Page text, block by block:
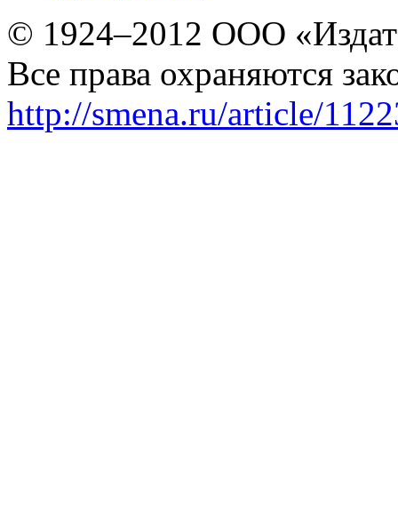
© 1924–2012 ООО
Все права охраняются
http://smena.ru/article/